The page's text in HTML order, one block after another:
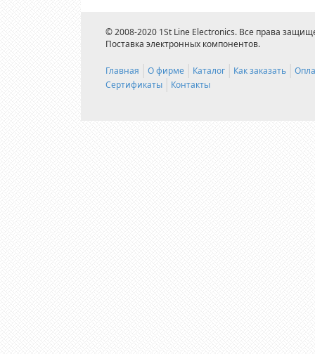
© 2008-2020 1St Line Electronics. Все права
Поставка электронных компонентов.
Главная О фирме Каталог Как заказать
Сертификаты
Контакты